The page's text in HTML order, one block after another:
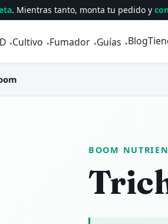
. Mientras tanto, monta tu pedido y
▾Cultivo ▾Fumador ▾Guías ▾Blog
BOOM